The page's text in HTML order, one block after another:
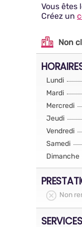
Vous êtes
Créez un
Non
Lundi
Mardi
Mercredi
Jeudi
Vendredi
Samedi
Dimanche
Non
SERVICES